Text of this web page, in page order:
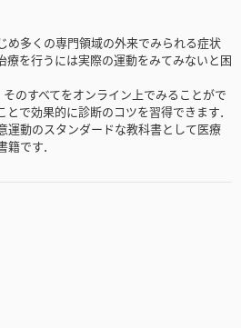
め多くの専門領域の外来でみられる症状
療を行うには実際の運動をみてみないと困
のすべてをオンライン上でみることがで
で効果的に診断のコツを習得できます．
運動のスタンダードな教科書として医療
です．